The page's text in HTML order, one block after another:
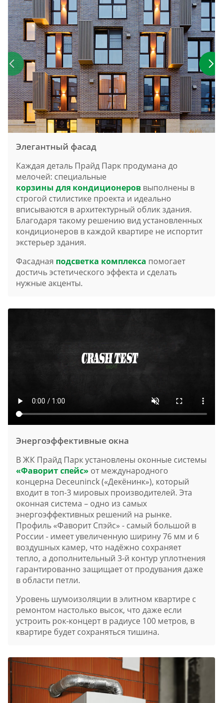
Элегантный фасад
Каждая деталь Прайд Парк продумана до
мелочей: специальные
корзины для кондиционеров выполнены в
строгой стилистике проекта и идеально
вписываются в архитектурный облик здания.
Благодаря такому решению вид установленных
кондиционеров в каждой квартире не испортит
экстерьер здания.
Фасадная подсветка комплекса помогает
достичь эстетического эффекта и сделать
нужные акценты.
Энергоэффективные окна
В ЖК Прайд Парк установлены оконные системы
«Фаворит спейс» от международного
концерна Deceuninck («Декёнинк»), который
входит в топ-3 мировых производителей. Эта
оконная система – одно из самых
энергоэффективных решений на рынке.
Профиль «Фаворит Спэйс» - самый большой в
России - имеет увеличенную ширину 76 мм и 6
воздушных камер, что надёжно сохраняет
тепло, а дополнительный 3-й контур уплотнения
гарантированно защищает от продувания даже
в области петли.
Уровень шумоизоляции в элитном квартире с
ремонтом настолько высок, что даже если
устроить рок-концерт в радиусе 100 метров, в
квартире будет сохраняться тишина.